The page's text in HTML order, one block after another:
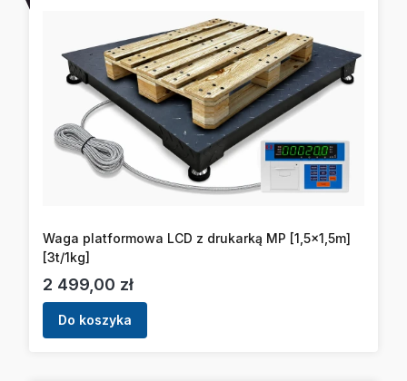
Waga platformowa LCD z drukarką MP [1,5x1,5m]
[3t/1kg]
Cena
2 499,00 zł
Do koszyka